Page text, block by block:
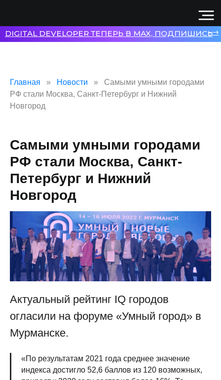
Главная Новости
Самыми умными городами
РФ стали Москва, Санкт-Петербург и Нижний
Новгород
Самыми умными городами
РФ стали Москва, Санкт-
Петербург и Нижний
Новгород
Актуальный рейтинг IQ городов
огласили на форуме «Умный город» в
Мурманске.
«По результатам 2021 года среднее значение
индекса достигло 52,6 баллов из 120 возможных,